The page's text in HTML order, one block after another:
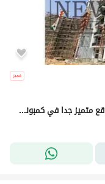
اقل سعر دوبلكس ارضي بالجاردن 4 غرف نوم موقع متميز جدا في كمبوند هاب تاون (حسن علام) مستقبل سيتي